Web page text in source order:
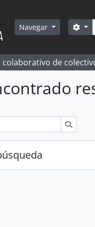
Navegar
de